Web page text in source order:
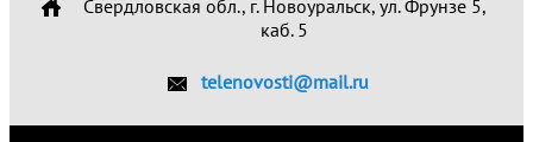
Свердловская обл., г. Новоуральск, ул. Фрунзе 5,
каб. 5
telenovosti@mail.ru